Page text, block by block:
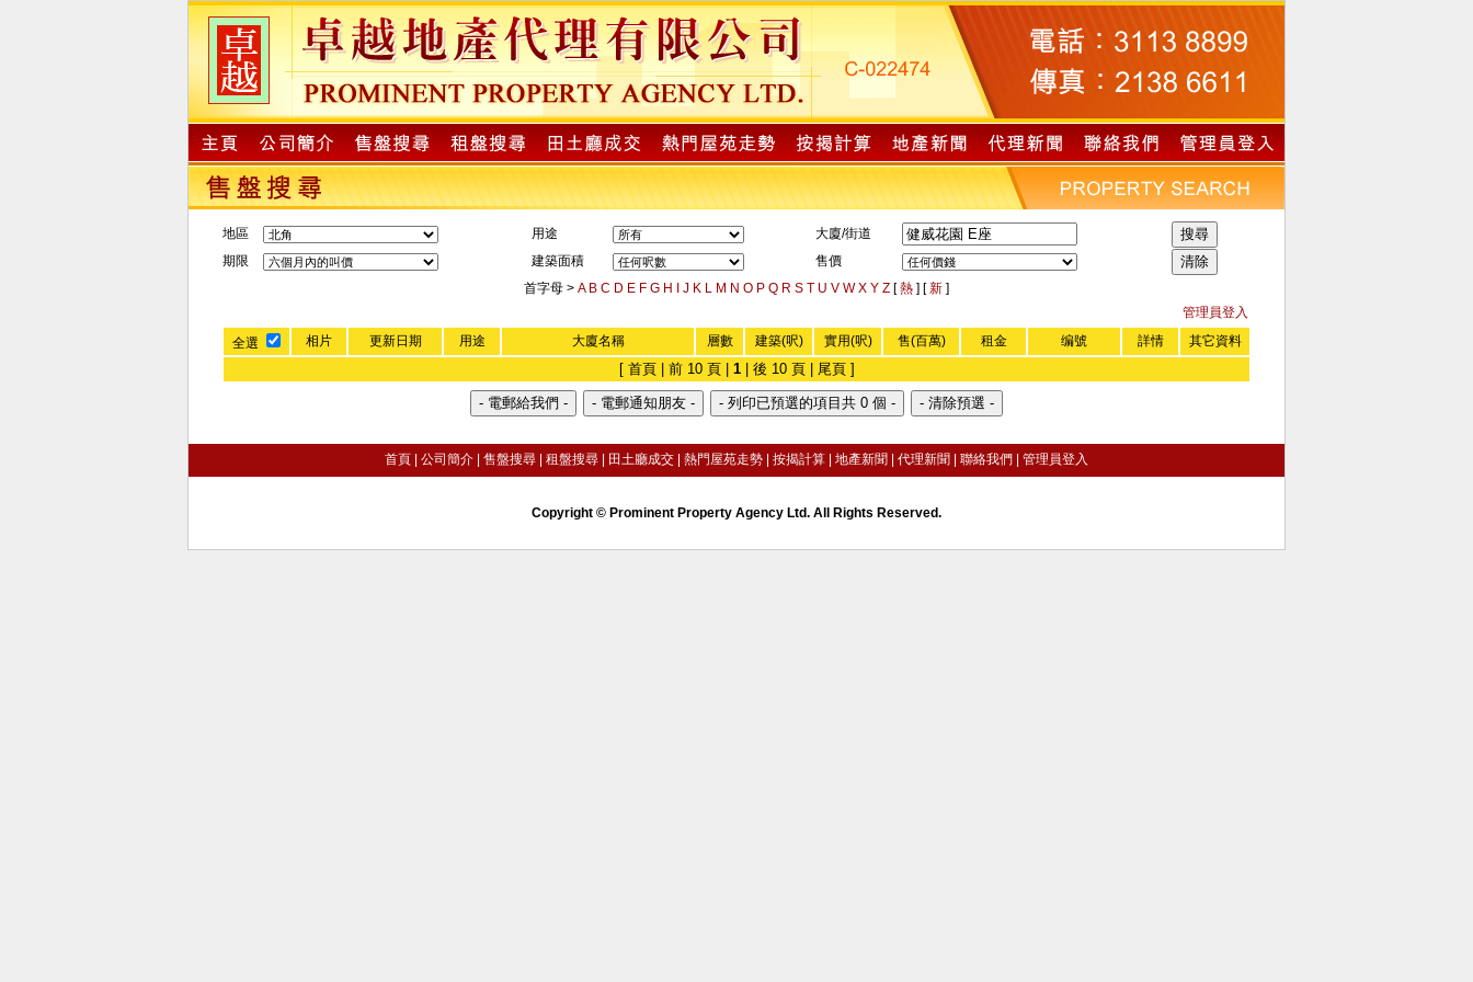
地區 用途
大廈/街道
期限
建築面積
售價
首字母 > A B C D E F G H J K L M N O P Q R S T U V W X Y Z [熱 ] [新 ]
管理員登入
全選
相片 更新日期 用途 大廈名稱 層數 建築(呎) 實用(呎) 售(百萬) 租金 编號 詳情 其它資料
[ 首頁 | 前 10 頁 | 1| 後 10 頁 | 尾頁 ]
首頁 公司簡介 售盤搜尋 租盤搜尋 | 田土廳成交 熱門屋苑走勢 按揭計算 | 地產新聞 代理新聞 聯絡我們 管理員登入
Copyright © Prominent Property Agency Ltd. All Rights Reserved.